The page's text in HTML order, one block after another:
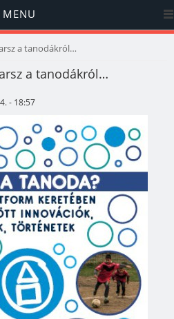
MENU
a tanodákról…
a tanodákról…
- 18:57